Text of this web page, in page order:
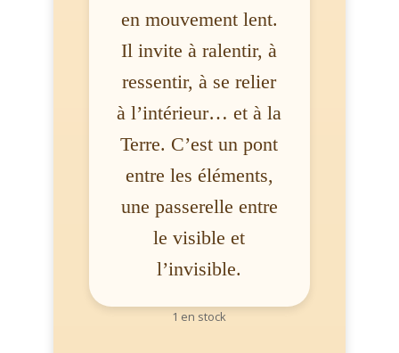
en mouvement lent.
Il invite à ralentir, à
ressentir, à se relier
à l’intérieur… et à la
Terre. C’est un pont
entre les éléments,
une passerelle entre
le visible et
l’invisible.
1 en stock